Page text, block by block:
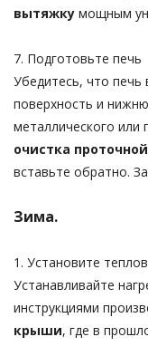
вытяжку мощным
7. Подготовьте печь
Убедитесь, что
поверхность и
металлического или
очистка
вставьте обратно.
Зима.
1. Установите
Устанавливайте
инструкциями
крыши, где в